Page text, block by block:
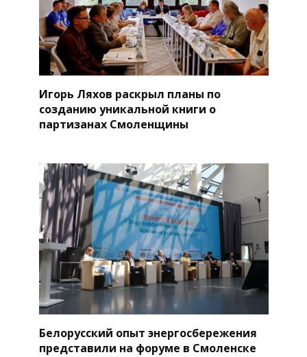
Игорь Ляхов раскрыл планы по
созданию уникальной книги о
партизанах Смоленщины
Белорусский опыт энергосбережения
представили на форуме в Смоленске